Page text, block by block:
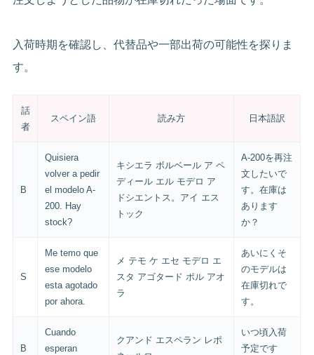
入荷時期を確認し、代替品や一部出荷の可能性を探りま
す。
話
者
スペイン語 読み方 日本語訳
B
Quisiera
volver a pedir
el modelo A-
200. Hay
stock?
キシエラ ボルベール ア ペ
ディール エル モデロ ア
ドシエントス。アイ エス
トック
A-200を再注
文したいで
す。在庫は
あります
か？
S
Me temo que
ese modelo
esta agotado
por ahora.
メ テモ ケ エセ モデロ エ
スタ アゴタード ポル アオ
ラ
あいにくそ
のモデルは
在庫切れで
す。
B
Cuando
esperan
クアンド エスペラン レポ
いつ頃入荷
予定です